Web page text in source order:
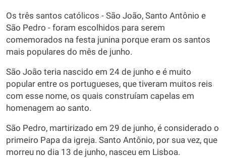
Os três santos católicos - São João, Santo Antônio e
São Pedro - foram escolhidos para serem
comemorados na festa junina porque eram os santos
mais populares do mês de junho.
São João teria nascido em 24 de junho e é muito
popular entre os portugueses, que tiveram muitos reis
com esse nome, os quais construíam capelas em
homenagem ao santo.
São Pedro, martirizado em 29 de junho, é considerado o
primeiro Papa da igreja. Santo Antônio, por sua vez, que
morreu no dia 13 de junho, nasceu em Lisboa.